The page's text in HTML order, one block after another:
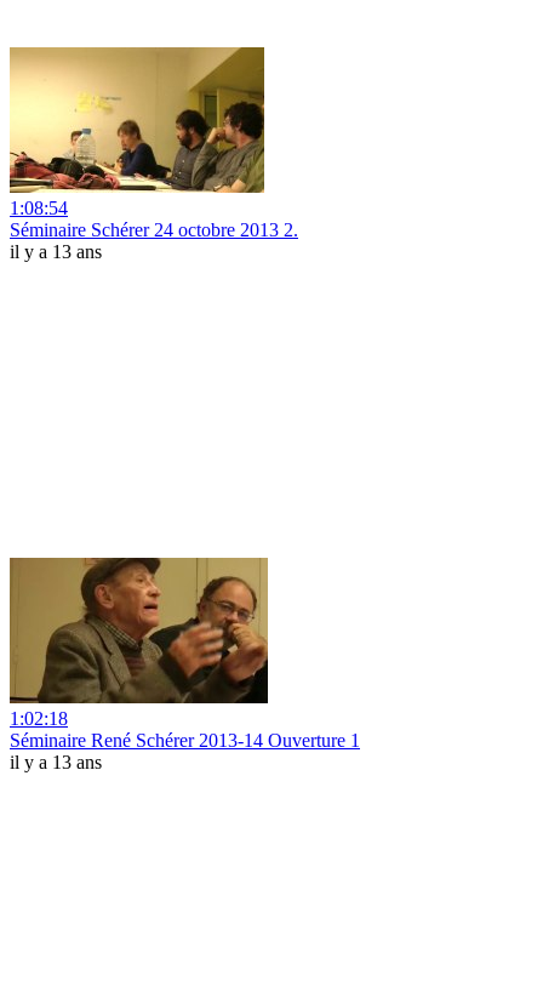
1:08:54
Séminaire Schérer 24 octobre 2013 2.
il y a 13 ans
1:02:18
Séminaire René Schérer 2013-14 Ouverture 1
il y a 13 ans